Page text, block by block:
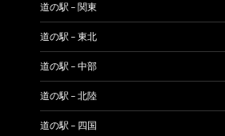
道の駅 – 関東
道の駅 – 東北
道の駅 – 中部
道の駅 – 北陸
道の駅 – 四国